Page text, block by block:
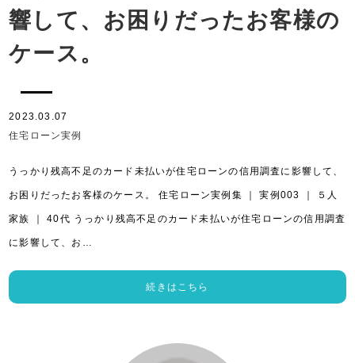
響して、お困りだったお客様の
ケース。
2023.03.07
住宅ローン実例
うっかり残高不足のカード未払いが住宅ローンの信用調査に影響して、
お困りだったお客様のケース。 住宅ローン実例集 ｜ 実例003 ｜ ５人
家族 ｜ 40代 うっかり残高不足のカード未払いが住宅ローンの信用調査
に影響して、お…
続きはこちら